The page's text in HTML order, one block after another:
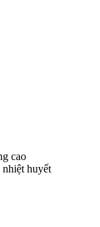
cao
huyết